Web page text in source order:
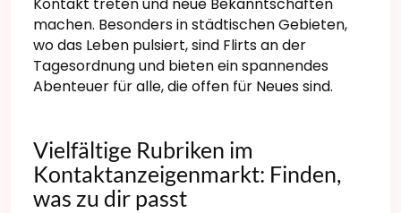
machen. Besonders in städtischen Gebieten,
wo das Leben pulsiert, sind Flirts an der
Tagesordnung und bieten ein spannendes
Abenteuer für alle, die offen für Neues sind.
Vielfältige Rubriken im
Kontaktanzeigenmarkt: Finden,
was zu dir passt